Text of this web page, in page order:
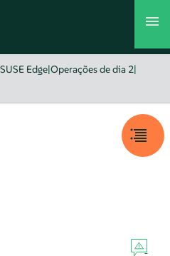
Edge|Operações de dia 2|